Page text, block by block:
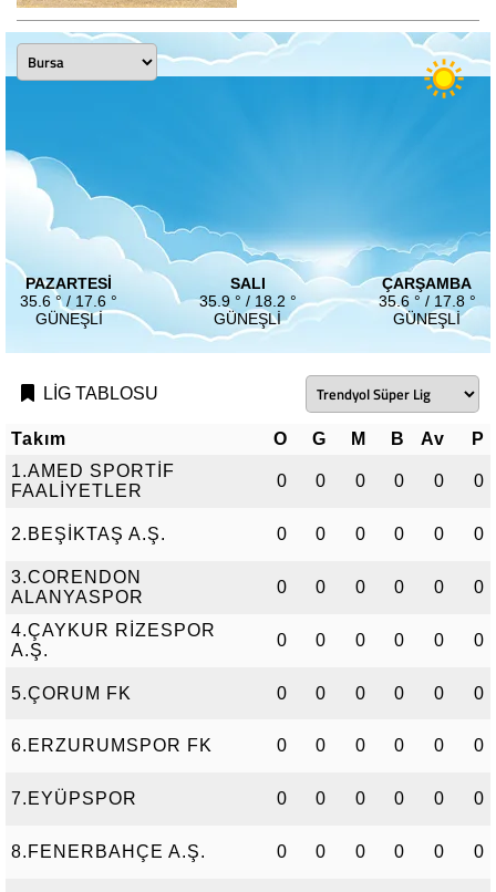
PAZARTESI
35.6 ° / 17.6 °
GÜNEŞLI
SALI
35.9 ° / 18.2 °
GÜNEŞLI
ÇARŞAMBA
35.6 ° / 17.8 °
GÜNEŞLI
LİG TABLOSU
Takım O G M B Av
P
1.AMED SPORTİF
FAALİYETLER
0 0 0 0 0 0
2.BEŞİKTAŞ A.Ş. 0 0 0 0 0 0
3.CORENDON
ALANYASPOR
0 0 0 0 0 0
4.ÇAYKUR RİZESPOR
A.Ş.
0 0 0 0 0 0
5.ÇORUM FK 0 0 0 0 0 0
6.ERZURUMSPOR FK 0 0 0 0 0 0
7.EYÜPSPOR 0 0 0 0 0 0
8.FENERBAHÇE A.Ş. 0 0 0 0 0 0